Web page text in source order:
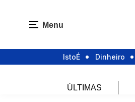
Menu
IstoÉ Dinheiro
ÚLTIMAS